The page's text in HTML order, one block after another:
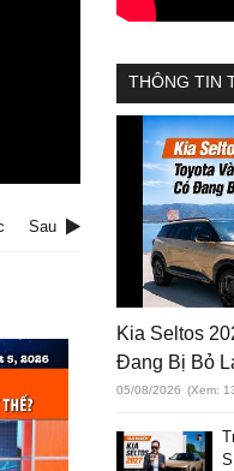
Sau
THÔNG TIN
Kia Seltos
Đang Bị Bỏ
05/08/2026 (Xem: